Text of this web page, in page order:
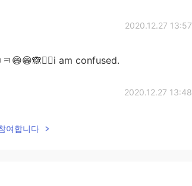
2020.12.27 13:57
😄😁🙈🤷‍♀️i am confused.
2020.12.27 13:48
how how?🙄 I think you are thinking
여합니다